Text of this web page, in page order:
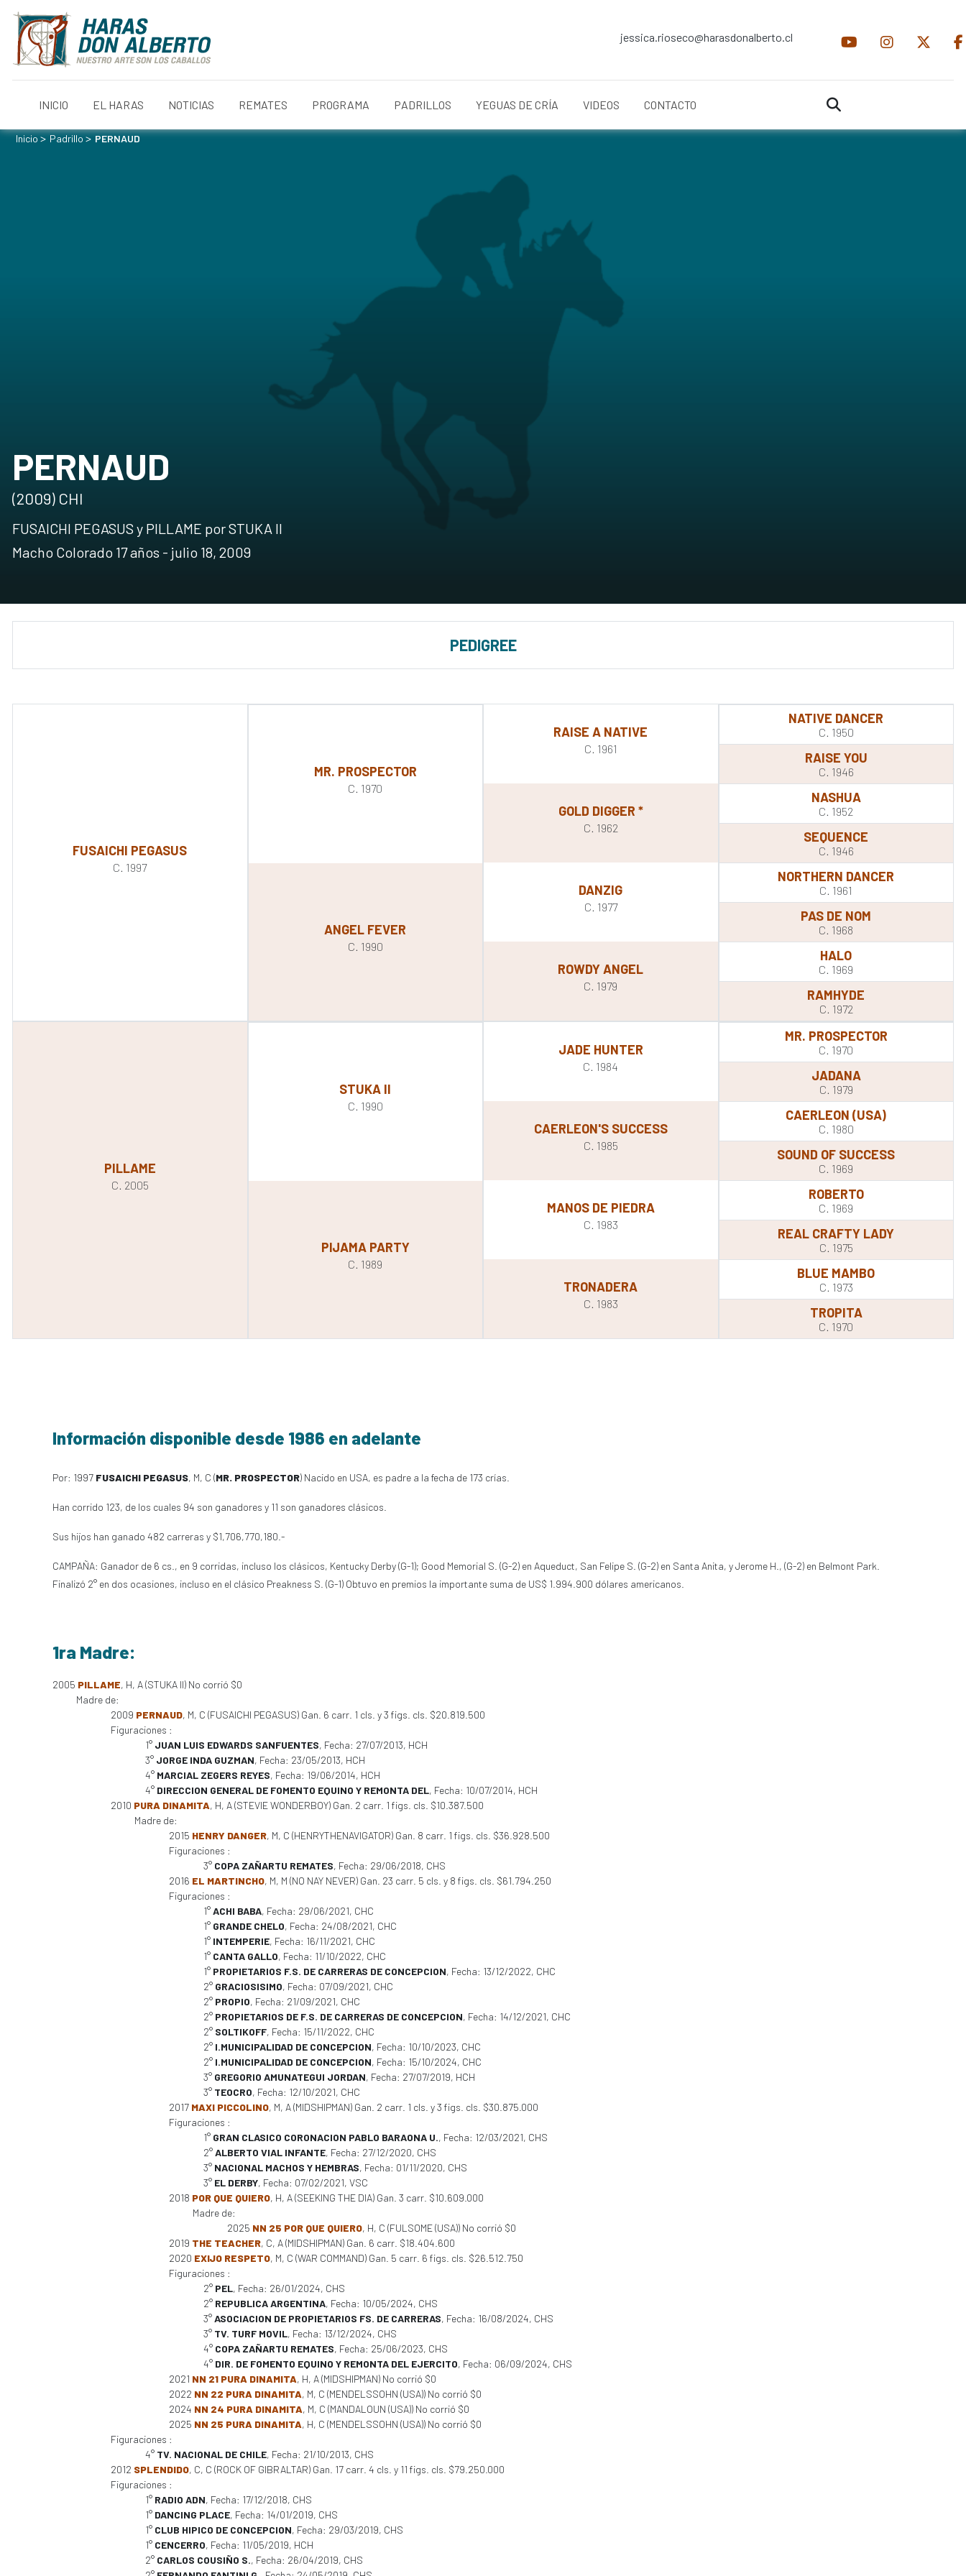
jessica.rioseco@harasdonalberto.cl
INICIO EL HARAS NOTICIAS REMATES PROGRAMA PADRILLOS YEGUAS DE CRÍA VIDEOS CONTACTO
Inicio> Padrillo> PERNAUD
PERNAUD
(2009) CHI
FUSAICHI PEGASUS y PILLAME por STUKA II
Macho Colorado 17 años - julio 18, 2009
PEDIGREE
FUSAICHI PEGASUS
C. 1997
MR. PROSPECTOR
C. 1970
ANGEL FEVER
C. 1990
RAISE A NATIVE
C. 1961
GOLD DIGGER *
C. 1962
DANZIG
C. 1977
ROWDY ANGEL
C. 1979
NATIVE DANCER
C. 1950
RAISE YOU
C. 1946
NASHUA
C. 1952
SEQUENCE
C. 1946
NORTHERN DANCER
C. 1961
PAS DE NOM
C. 1968
HALO
C. 1969
RAMHYDE
C. 1972
PILLAME
C. 2005
STUKA II
C. 1990
PIJAMA PARTY
C. 1989
JADE HUNTER
C. 1984
CAERLEON'S SUCCESS
C. 1985
MANOS DE PIEDRA
C. 1983
TRONADERA
C. 1983
MR. PROSPECTOR
C. 1970
JADANA
C. 1979
CAERLEON (USA)
C. 1980
SOUND OF SUCCESS
C. 1969
ROBERTO
C. 1969
REAL CRAFTY LADY
C. 1975
BLUE MAMBO
C. 1973
TROPITA
C. 1970
Información disponible desde 1986 en adelante
Por: 1997 FUSAICHI PEGASUS, M, C (MR. PROSPECTOR) Nacido en USA, es padre a la fecha de 173 crías.
Han corrido 123, de los cuales 94 son ganadores y 11 son ganadores clásicos.
Sus hijos han ganado 482 carreras y $1,706,770,180.-
CAMPAÑA: Ganador de 6 cs., en 9 corridas, incluso los clásicos, Kentucky Derby (G-1); Good Memorial S. (G-2) en Aqueduct, San Felipe S. (G-2) en Santa Anita, y Jerome H., (G-2) en Belmont Park.
Finalizó 2° en dos ocasiones, incluso en el clásico Preakness S. (G-1) Obtuvo en premios la importante suma de US$ 1.994.900 dólares americanos.
1ra Madre:
2005 PILLAME, H, A (STUKA II) No corrió $0
Madre de:
2009 PERNAUD, M, C (FUSAICHI PEGASUS) Gan. 6 carr. 1 cls. y 3 figs. cls. $20.819.500
Figuraciones :
1° JUAN LUIS EDWARDS SANFUENTES, Fecha: 27/07/2013, HCH
3° JORGE INDA GUZMAN, Fecha: 23/05/2013, HCH
4° MARCIAL ZEGERS REYES, Fecha: 19/06/2014, HCH
4° DIRECCION GENERAL DE FOMENTO EQUINO Y REMONTA DEL, Fecha: 10/07/2014, HCH
2010 PURA DINAMITA, H, A (STEVIE WONDERBOY) Gan. 2 carr. 1 figs. cls. $10.387.500
Madre de:
2015 HENRY DANGER, M, C (HENRYTHENAVIGATOR) Gan. 8 carr. 1 figs. cls. $36.928.500
Figuraciones :
3° COPA ZAÑARTU REMATES, Fecha: 29/06/2018, CHS
2016 EL MARTINCHO, M, M (NO NAY NEVER) Gan. 23 carr. 5 cls. y 8 figs. cls. $61.794.250
Figuraciones :
1°ACHI BABA, Fecha: 29/06/2021, CHC
1° GRANDE CHELO, Fecha: 24/08/2021, CHC
1° INTEMPERIE, Fecha: 16/11/2021, CHC
1° CANTA GALLO, Fecha: 11/10/2022, CHC
1° PROPIETARIOS F.S. DE CARRERAS DE CONCEPCION, Fecha: 13/12/2022, CHC
2° GRACIOSISIMO, Fecha: 07/09/2021, CHC
2° PROPIO, Fecha: 21/09/2021, CHC
2° PROPIETARIOS DE F.S. DE CARRERAS DE CONCEPCION, Fecha: 14/12/2021, CHC
2° SOLTIKOFF, Fecha: 15/11/2022, CHC
2° I.MUNICIPALIDAD DE CONCEPCION, Fecha: 10/10/2023, CHC
2° I.MUNICIPALIDAD DE CONCEPCION, Fecha: 15/10/2024, CHC
3° GREGORIO AMUNATEGUI JORDAN, Fecha: 27/07/2019, HCH
3° TEOCRO, Fecha: 12/10/2021, CHC
2017 MAXI PICCOLINO, M, A (MIDSHIPMAN) Gan. 2 carr. 1 cls. y 3 figs. cls. $30.875.000
Figuraciones :
1° GRAN CLASICO CORONACION PABLO BARAONA U., Fecha: 12/03/2021, CHS
2°ALBERTO VIAL INFANTE, Fecha: 27/12/2020, CHS
3° NACIONAL MACHOS Y HEMBRAS, Fecha: 01/11/2020, CHS
3° EL DERBY, Fecha: 07/02/2021, VSC
2018 POR QUE QUIERO, H, A (SEEKING THE DIA) Gan. 3 carr. $10.609.000
Madre de:
2025 NN 25 POR QUE QUIERO, H, C (FULSOME (USA)) No corrió $0
2019 THE TEACHER, C, A (MIDSHIPMAN) Gan. 6 carr. $18.404.600
2020 EXIJO RESPETO, M, C (WAR COMMAND) Gan. 5 carr. 6 figs. cls. $26.512.750
Figuraciones :
2° PEL, Fecha: 26/01/2024, CHS
2° REPUBLICA ARGENTINA, Fecha: 10/05/2024, CHS
3°ASOCIACION DE PROPIETARIOS FS. DE CARRERAS, Fecha: 16/08/2024, CHS
3° TV. TURF MOVIL, Fecha: 13/12/2024, CHS
4° COPA ZAÑARTU REMATES, Fecha: 25/06/2023, CHS
4° DIR. DE FOMENTO EQUINO Y REMONTA DEL EJERCITO, Fecha: 06/09/2024, CHS
2021 NN 21 PURA DINAMITA, H, A (MIDSHIPMAN) No corrió $0
2022 NN 22 PURA DINAMITA, M, C (MENDELSSOHN (USA)) No corrió $0
2024 NN 24 PURA DINAMITA, M, C (MANDALOUN (USA)) No corrió $0
2025 NN 25 PURA DINAMITA, H, C (MENDELSSOHN (USA)) No corrió $0
Figuraciones :
4° TV. NACIONAL DE CHILE, Fecha: 21/10/2013, CHS
2012 SPLENDIDO, C, C (ROCK OF GIBRALTAR) Gan. 17 carr. 4 cls. y 11 figs. cls. $79.250.000
Figuraciones :
1° RADIO ADN, Fecha: 17/12/2018, CHS
1° DANCING PLACE, Fecha: 14/01/2019, CHS
1° CLUB HIPICO DE CONCEPCION, Fecha: 29/03/2019, CHS
1° CENCERRO, Fecha: 11/05/2019, HCH
2° CARLOS COUSIÑO S., Fecha: 26/04/2019, CHS